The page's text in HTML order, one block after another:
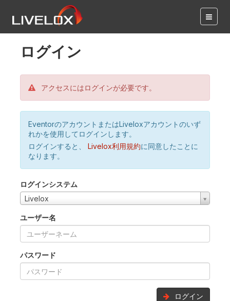
ログイン
アクセスにはログインが必要です。
EventorのアカウントまたはLiveloxアカウントのいず
れかを使用してログインします。
ログインすると、
Livelox利用規約に同意したことに
なります。
ログインシステム
Livelox
ユーザー名
パスワード
ログイン